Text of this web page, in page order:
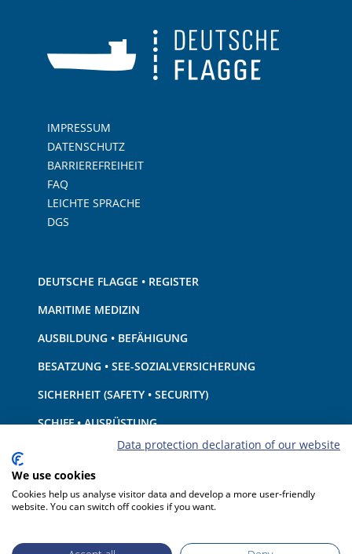
IMPRESSUM
DATENSCHUTZ
BARRIEREFREIHEIT
FAQ
LEICHTE SPRACHE
DGS
DEUTSCHE FLAGGE • REGISTER
MARITIME MEDIZIN
AUSBILDUNG • BEFÄHIGUNG
BESATZUNG • SEE-SOZIALVERSICHERUNG
SICHERHEIT (SAFETY • SECURITY)
SCHIFF • AUSRÜSTUNG
UMWELTSCHUTZ • KLIMA
HAFTUNG • FINANZEN
HAFENSTAATKONTROLLE
Data protection declaration of our website
We use cookies
Cookies help us analyse visitor data and develop a more user-friendly
website. You can switch off cookies if you want.